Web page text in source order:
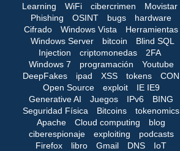
Learning
WiFi cibercrimen
Movistar
Phishing
OSINT bugs
hardware
Cifrado
Windows Vista
Herramientas
Windows Server
bitcoin
Blind SQL
Injection
criptomonedas
2FA
Windows 7
programación
Youtube
DeepFakes
ipad XSS tokens
CON
Open Source
exploit
IE IE9
Generative AI
Juegos IPv6
BING
Seguridad Física
Bitcoins
tokenomics
Apache
Cloud computing
blog
ciberespionaje
exploiting
podcasts
Firefox
libro Gmail DNS
IoT